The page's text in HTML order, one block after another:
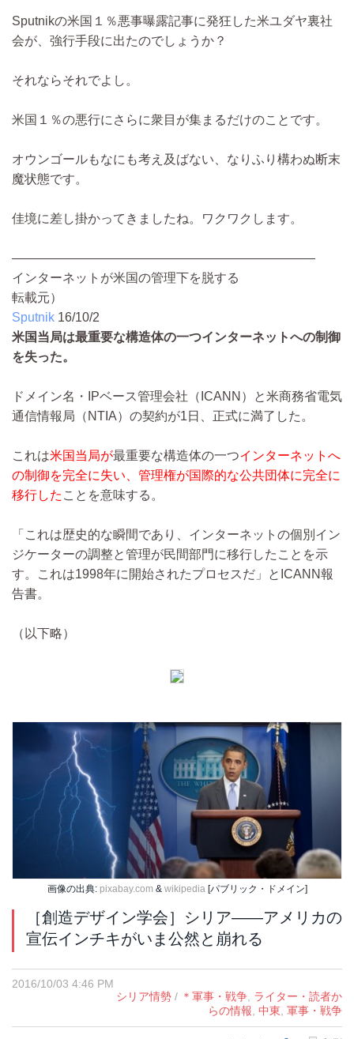
Sputnikの米国１％悪事曝露記事に発狂した米ユダヤ裏社
会が、強行手段に出たのでしょうか？
それならそれでよし。
米国１％の悪行にさらに衆目が集まるだけのことです。
オウンゴールもなにも考え及ばない、なりふり構わぬ断末
魔状態です。
佳境に差し掛かってきましたね。ワクワクします。
――――――――――――――――――――――――
インターネットが米国の管理下を脱する
転載元）
Sputnik 16/10/2
米国当局は最重要な構造体の一つインターネットへの制御
を失った。
ドメイン名・IPベース管理会社（ICANN）と米商務省電気
通信情報局（NTIA）の契約が1日、正式に満了した。
これは米国当局が最重要な構造体の一つインターネットへ
の制御を完全に失い、管理権が国際的な公共団体に完全に
移行した ことを意味する。
「これは歴史的な瞬間であり、インターネットの個別イン
ジケーターの調整と管理が民間部門に移行したことを示
す。これは1998年に開始されたプロセスだ」とICANN報
告書。
（以下略）
画像の出典: pixabay.com & wikipedia[パブリック・ドメイン]
［創造デザイン学会］シリア――アメリカの
宣伝インチキがいま公然と崩れる
2016/10/03 4:46 PM
シリア情勢 / ＊軍事・戦争, ライター・読者か
らの情報, 中東, 軍事・戦争